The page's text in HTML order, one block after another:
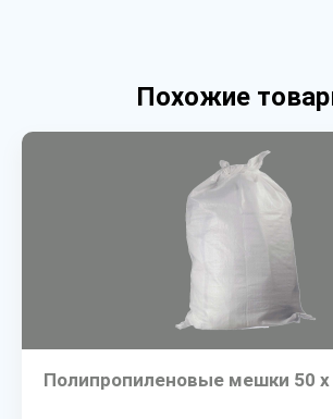
Похожие
Полипропиленовые мешки 50